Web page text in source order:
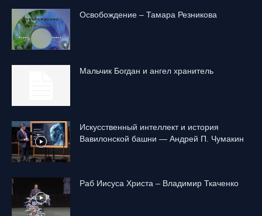
Освобождение – Тамара Резникова
Mальчик Богдан и ангел хранитель
Искусственный интеллект и история
Вавилонской башни — Андрей П. Чумакин
Раб Иисуса Христа – Владимир Ткаченко